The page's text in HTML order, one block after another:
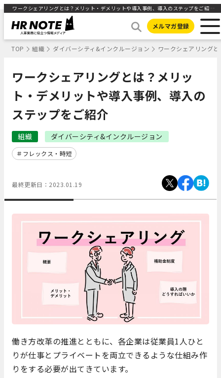
ワークシェアリングとは？メリット・デメリットや導入事例、導入のステップをご紹介 ｜HR NOTE
メルマガ登録
TOP 組織 ダイバーシティ&インクルージョン ワークシェアリング
ワークシェアリングとは？メリッ
ト・デメリットや導入事例、導入の
ステップをご紹介
組織 ダイバーシティ&インクルージョン
フレックス・時短
最終更新日： 2023.01.19
働き方改革の推進とともに、各企業は従業員1人ひと
りが仕事とプライベートを両立できるような仕組み作
りをする必要が出てきています。